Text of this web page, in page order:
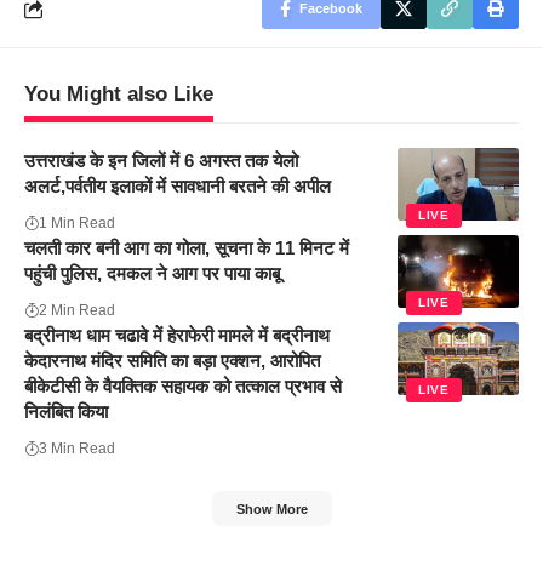
Facebook
You Might also Like
LIVE
उत्तराखंड के इन जिलों में 6 अगस्त तक येलो
अलर्ट,पर्वतीय इलाकों में सावधानी बरतने की अपील
1 Min Read
LIVE
चलती कार बनी आग का गोला, सूचना के 11 मिनट में
पहुंची पुलिस, दमकल ने आग पर पाया काबू
2 Min Read
LIVE
बद्रीनाथ धाम चढावे में हेराफेरी मामले में बद्रीनाथ
केदारनाथ मंदिर समिति का बड़ा एक्शन, आरोपित
बीकेटीसी के वैयक्तिक सहायक को तत्काल प्रभाव से
निलंबित किया
3 Min Read
Show More